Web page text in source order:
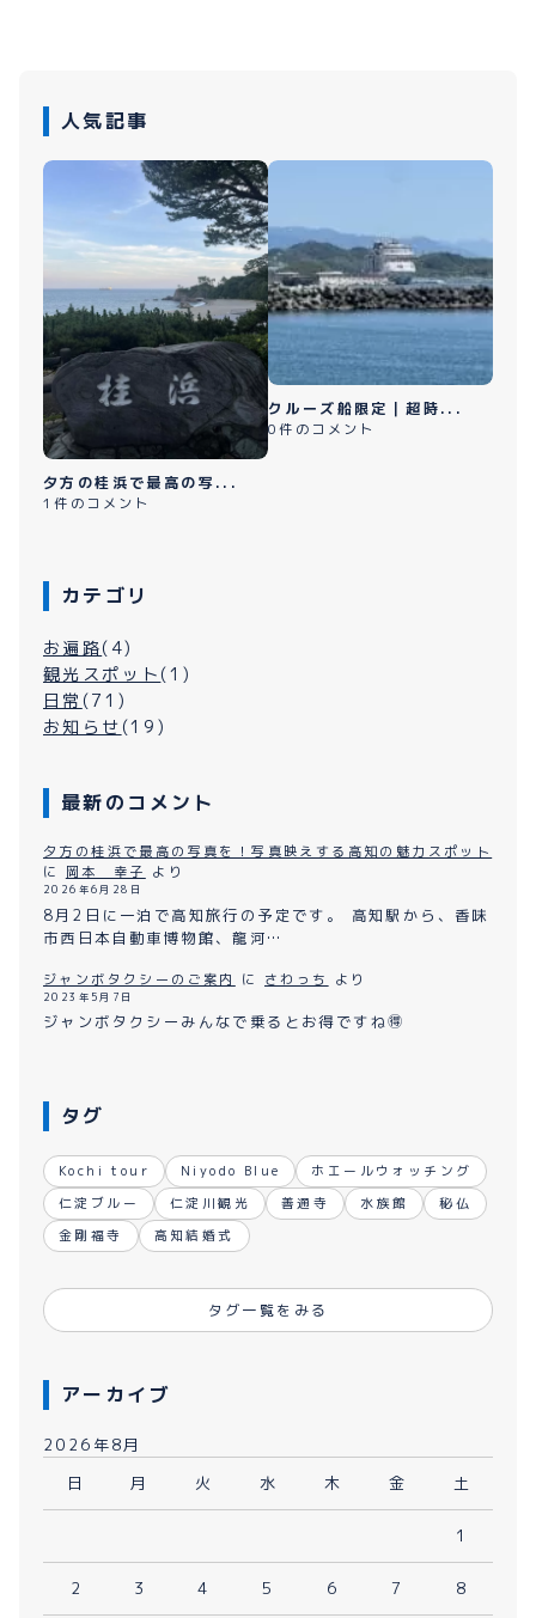
WEBで予約
人気記事
夕方の桂浜で最高の写...
1件のコメント
クルーズ船限定｜超時...
0件のコメント
カテゴリ
お遍路(4)
観光スポット (1)
日常 (71)
お知らせ (19)
最新のコメント
夕方の桂浜で最高の写真を！写真映えする高知の魅力スポット
に 岡本 幸子 より
2026年6月28日
8月2日に一泊で高知旅行の予定です。 高知駅から、香味
市西日本自動車博物館、龍河…
ジャンボタクシーのご案内 に さわっち より
2023年5月7日
ジャンボタクシーみんなで乗るとお得ですね🉐
タグ
Kochi tour Niyodo Blue
ホエールウォッチング
仁淀ブルー
仁淀川観光 善通寺 水族館
秘仏
金剛福寺
高知結婚式
タグ一覧をみる
アーカイブ
2026年8月
日
月 火 水 木 金 土
1
2 3 4 5 6 7 8